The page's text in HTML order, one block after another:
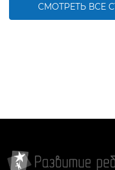
СМОТРЕТЬ ВСЕ